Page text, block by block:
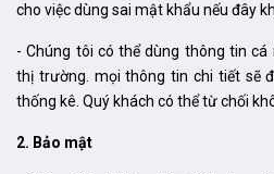
cho việc dùng sai mật khẩu nếu đây
- Chúng tôi có thể dùng thông tin
thị trường. mọi thông tin chi tiết sẽ
thống kê. Quý khách có thể từ chối
2. Bảo mật